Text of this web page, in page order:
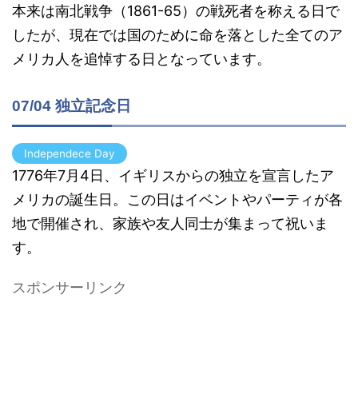
本来は南北戦争（1861-65）の戦死者を称える日で
したが、現在では国のために命を落とした全てのア
メリカ人を追悼する日となっています。
07/04 独立記念日
Independece Day
1776年7月4日、イギリスからの独立を宣言したア
メリカの誕生日。この日はイベントやパーティが各
地で開催され、家族や友人同士が集まって祝いま
す。
スポンサーリンク